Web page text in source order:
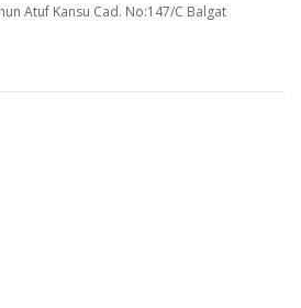
Atuf Kansu Cad. No:147/C Balgat